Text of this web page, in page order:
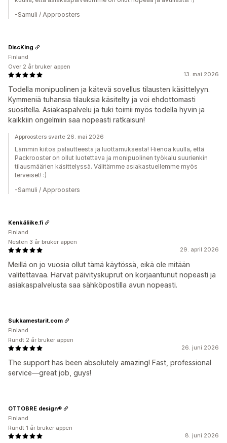
-Samuli / Approosters
13. mai 2026
Todella monipuolinen ja kätevä sovellus tilausten käsittelyyn.
Kymmeniä tuhansia tilauksia käsitelty ja voi ehdottomasti
suositella. Asiakaspalvelu ja tuki toimii myös todella hyvin ja
kaikkiin ongelmiin saa nopeasti ratkaisun!
DiscKing
Finland
Over 2 år bruker appen
Approosters svarte 26. mai 2026
Lämmin kiitos palautteesta ja luottamuksesta! Hienoa kuulla, että
Packrooster on ollut luotettava ja monipuolinen työkalu suurienkin
tilausmäärien käsittelyssä. Välitämme asiakastuellemme myös
terveiset! :)
-Samuli / Approosters
29. april 2026
Meillä on jo vuosia ollut tämä käytössä, eikä ole mitään
valitettavaa. Harvat päivityskuprut on korjaantunut nopeasti ja
asiakaspalvelusta saa sähköpostilla avun nopeasti.
Kenkäliike.fi
Finland
Nesten 3 år bruker appen
26. juni 2026
The support has been absolutely amazing! Fast, professional
service—great job, guys!
Sukkamestarit.com
Finland
Rundt 2 år bruker appen
8. juni 2026
OTTOBRE design®
Finland
Rundt 1 år bruker appen